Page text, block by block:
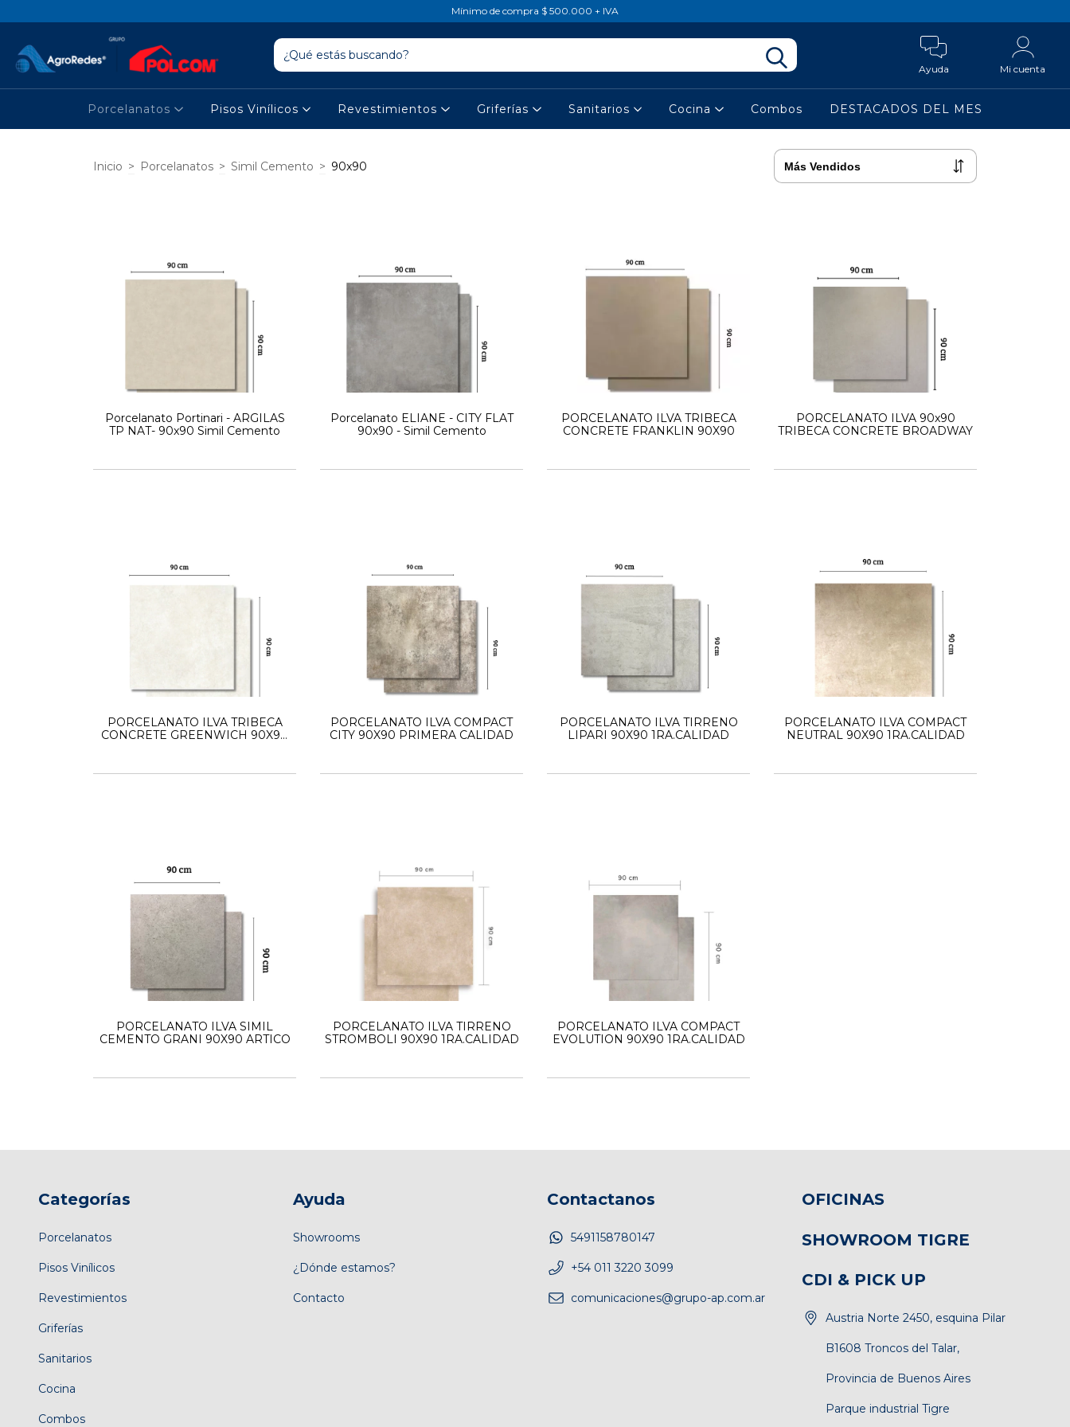
Mínimo de compra $ 500.000 + IVA
Ayuda Mi cuenta
Porcelanatos Pisos Vinílicos Revestimientos Griferías Sanitarios Cocina Combos DESTACADOS DEL MES
Inicio > Porcelanatos > Simil Cemento > 90x90
Porcelanato Portinari - ARGILAS
TP NAT- 90x90 Simil Cemento
Porcelanato ELIANE - CITY FLAT
90x90 - Simil Cemento
PORCELANATO ILVA TRIBECA
CONCRETE FRANKLIN 90X90
PORCELANATO ILVA 90x90
TRIBECA CONCRETE BROADWAY
PORCELANATO ILVA TRIBECA
CONCRETE GREENWICH 90X90
PORCELANATO ILVA COMPACT
CITY 90X90 PRIMERA CALIDAD
PORCELANATO ILVA TIRRENO
LIPARI 90X90 1RA.CALIDAD
PORCELANATO ILVA COMPACT
NEUTRAL 90X90 1RA.CALIDAD
PORCELANATO ILVA SIMIL
CEMENTO GRANI 90X90 ARTICO
PORCELANATO ILVA TIRRENO
STROMBOLI 90X90 1RA.CALIDAD
PORCELANATO ILVA COMPACT
EVOLUTION 90X90 1RA.CALIDAD
Categorías
Porcelanatos
Pisos Vinílicos
Revestimientos
Griferías
Sanitarios
Cocina
Combos
Ayuda
Showrooms
¿Dónde estamos?
Contacto
Contactanos
5491158780147
+54 011 3220 3099
comunicaciones@grupo-ap.com.ar
OFICINAS
SHOWROOM TIGRE
CDI & PICK UP
Austria Norte 2450, esquina Pilar
B1608 Troncos del Talar,
Provincia de Buenos Aires
Parque industrial Tigre